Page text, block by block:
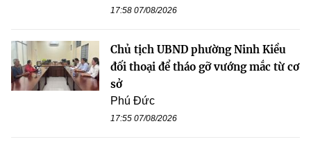
17:58 07/08/2026
Chủ tịch UBND phường Ninh Kiều
đối thoại để tháo gỡ vướng mắc từ cơ
sở
Phú Đức
17:55 07/08/2026